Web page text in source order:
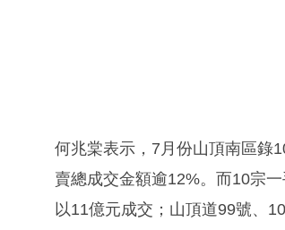
何兆棠表示，7月份山頂南區錄
賣總成交金額逾12%。而10宗
以11億元成交；山頂道99號、